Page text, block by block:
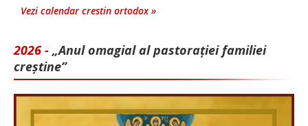
Vezi calendar crestin ortodox »
2026 - „Anul omagial al pastorației familiei
creștine”